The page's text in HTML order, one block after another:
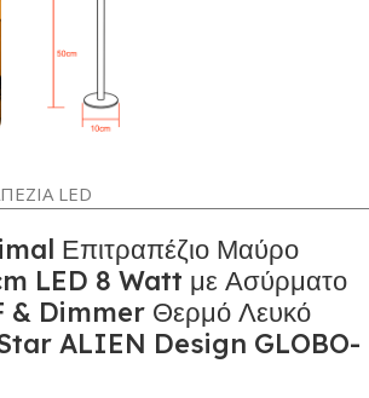
LED
Επιτραπέζιο Μαύρο
LED 8 Watt με Ασύρματο
& Dimmer Θερμό Λευκό
ALIEN Design GLOBO-